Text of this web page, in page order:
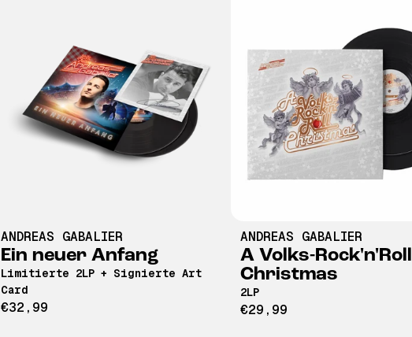
ANDREAS GABALIER
Ein neuer Anfang
Limitierte 2LP + Signierte Art
Card
€32,99
ANDREAS GABALIER
A Volks-Rock'n'Roll
Christmas
2LP
€29,99